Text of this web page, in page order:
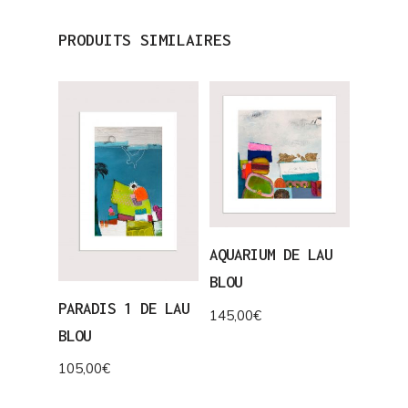
PRODUITS SIMILAIRES
PARADIS 1 DE LAU
BLOU
105,00€
AQUARIUM DE LAU
BLOU
145,00€